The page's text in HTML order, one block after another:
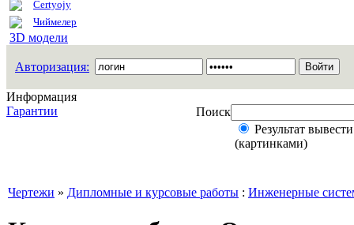
Certyojy
Чиймелер
3D модели
Авторизация:
Информация
Гарантии
Поиск
Результат
(картинками)
Чертежи » Дипломные и курсовые работы : Инженерные